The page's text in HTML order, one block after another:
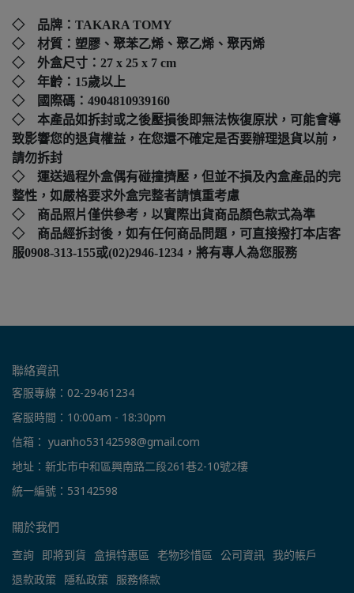
◇ 品牌：TAKARA TOMY
◇ 材質：塑膠、聚苯乙烯、聚乙烯、聚丙烯
◇ 外盒尺寸： 27 x 25 x 7 cm
◇ 年齡：15歲以上
◇ 國際碼： 4904810939160
◇ 本產品如拆封或之後壓損後即無法恢復原狀，可能會導
致影響您的退貨權益，在您還不確定是否要辦理退貨以前，
請勿拆封
◇ 運送過程外盒偶有碰撞擠壓，但並不損及內盒產品的完
整性，如嚴格要求外盒完整者請慎重考慮
◇ 商品照片僅供參考，以實際出貨商品顏色款式為準
◇ 商品經拆封後，如有任何商品問題，可直接撥打本店客
服0908-313-155或(02)2946-1234，將有專人為您服務
聯絡資訊
客服專線：02-29461234
客服時間：10:00am - 18:30pm
信箱： yuanho53142598@gmail.com
地址：新北市中和區興南路二段261巷2-10號2樓
統一編號：53142598
關於我們
查詢 即將到貨 盒損特惠區 老物珍惜區 公司資訊 我的帳戶
退款政策 隱私政策 服務條款